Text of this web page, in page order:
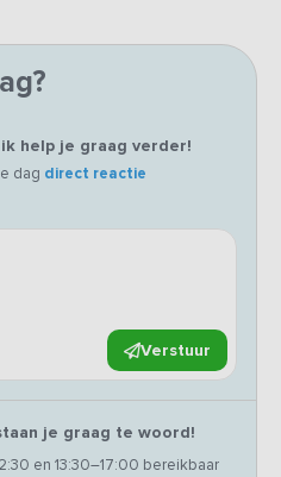
help je graag verder!
dag direct reactie
Verstuur
je graag te woord!
en 13:30–17:00 bereikbaar